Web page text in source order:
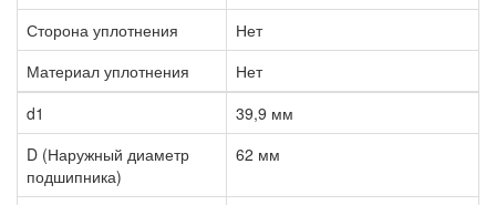
Сторона уплотнения
Нет
Материал уплотнения
Нет
d1
39,9 мм
D (Наружный диаметр
подшипника)
62 мм